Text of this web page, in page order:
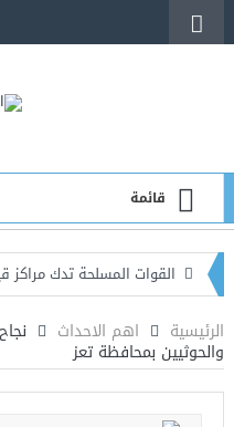
قائمة
القوات المسلحة تدك مراكز
تجدد الاشتباكات في عدد
الحوثيين
الرئيسية اهم الاحداث
والحوثيين بمحافظة تعز